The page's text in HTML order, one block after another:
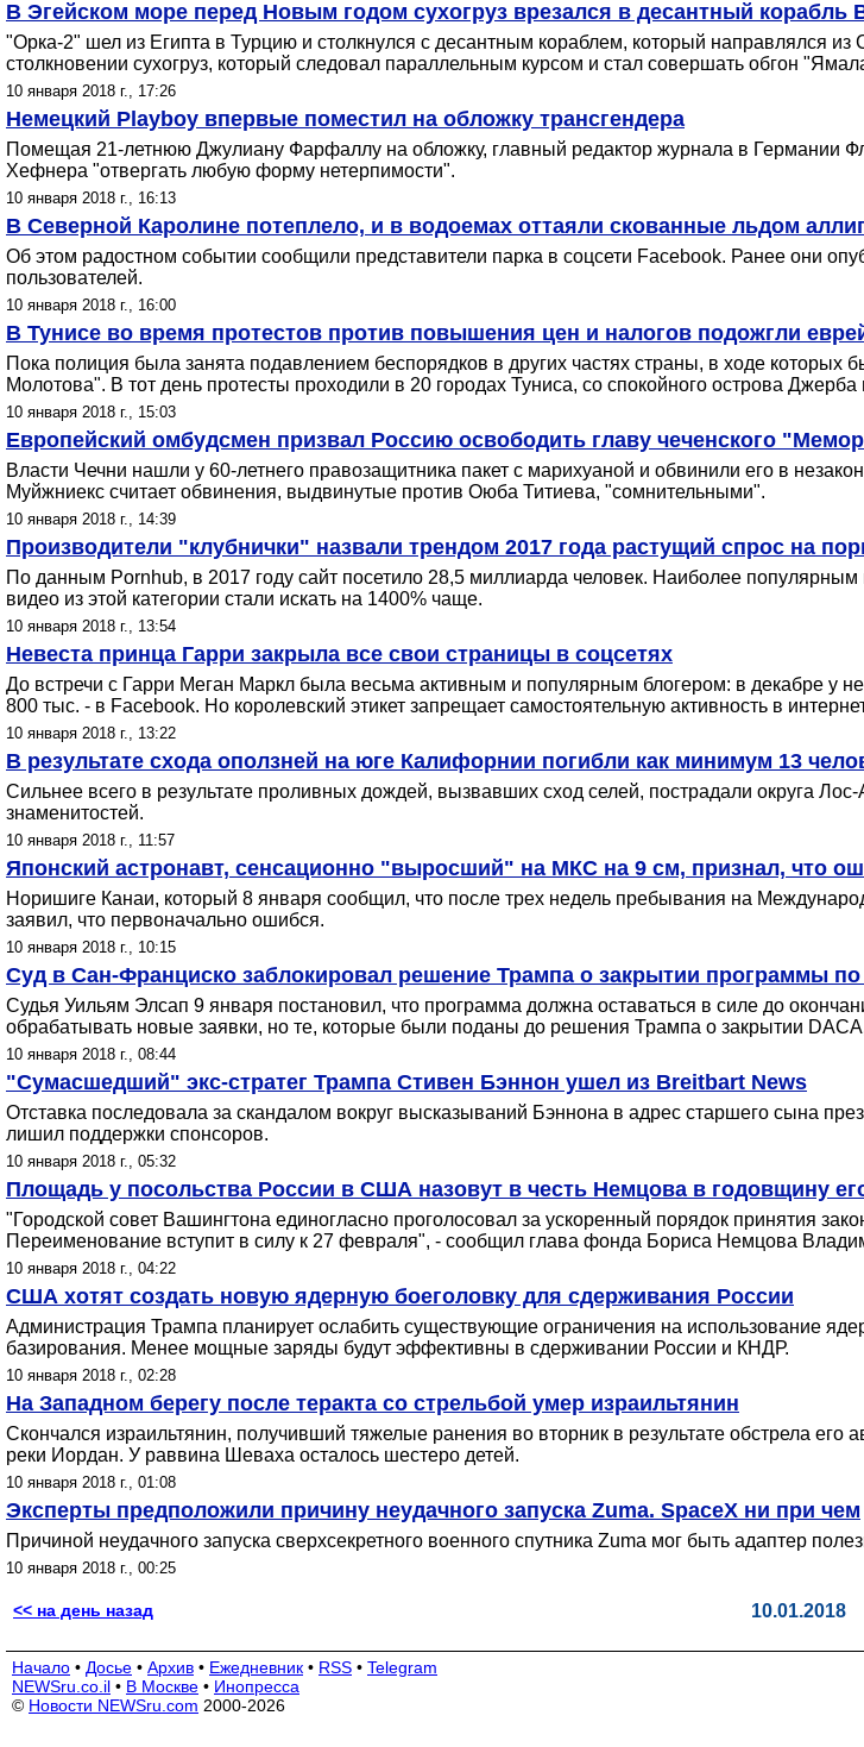
В Эгейском море перед Новым годом сухогруз врезался в десантный
"Орка-2" шел из Египта в Турцию и столкнулся с десантным кораблем, который направлялся
столкновении сухогруз, который следовал параллельным курсом и стал совершать обгон
10 января 2018 г., 17:26
Немецкий Playboy впервые поместил на обложку трансгендера
Помещая 21-летнюю Джулиану Фарфаллу на обложку, главный редактор журнала в Германии
Хефнера "отвергать любую форму нетерпимости".
10 января 2018 г., 16:13
В Северной Каролине потеплело, и в водоемах оттаяли скованные льдом
Об этом радостном событии сообщили представители парка в соцсети Facebook. Ранее они
пользователей.
10 января 2018 г., 16:00
В Тунисе во время протестов против повышения цен и налогов подожгли
Пока полиция была занята подавлением беспорядков в других частях страны, в ходе
Молотова". В тот день протесты проходили в 20 городах Туниса, со спокойного острова
10 января 2018 г., 15:03
Европейский омбудсмен призвал Россию освободить главу чеченского
Власти Чечни нашли у 60-летнего правозащитника пакет с марихуаной и обвинили его в
Муйжниекс считает обвинения, выдвинутые против Оюба Титиева, "сомнительными".
10 января 2018 г., 14:39
Производители "клубнички" назвали трендом 2017 года растущий спрос на
По данным Pornhub, в 2017 году сайт посетило 28,5 миллиарда человек. Наиболее
видео из этой категории стали искать на 1400% чаще.
10 января 2018 г., 13:54
Невеста принца Гарри закрыла все свои страницы в соцсетях
До встречи с Гарри Меган Маркл была весьма активным и популярным блогером: в декабре у
800 тыс. - в Facebook. Но королевский этикет запрещает самостоятельную активность в
10 января 2018 г., 13:22
В результате схода оползней на юге Калифорнии погибли как минимум 13
Сильнее всего в результате проливных дождей, вызвавших сход селей, пострадали округа
знаменитостей.
10 января 2018 г., 11:57
Японский астронавт, сенсационно "выросший" на МКС на 9 см, признал, что
Норишиге Канаи, который 8 января сообщил, что после трех недель пребывания на
заявил, что первоначально ошибся.
10 января 2018 г., 10:15
Суд в Сан-Франциско заблокировал решение Трампа о закрытии программы
Судья Уильям Элсап 9 января постановил, что программа должна оставаться в силе до
обрабатывать новые заявки, но те, которые были поданы до решения Трампа о закрытии
10 января 2018 г., 08:44
"Сумасшедший" экс-стратег Трампа Стивен Бэннон ушел из Breitbart News
Отставка последовала за скандалом вокруг высказываний Бэннона в адрес старшего сына
лишил поддержки спонсоров.
10 января 2018 г., 05:32
Площадь у посольства России в США назовут в честь Немцова в годовщину
"Городской совет Вашингтона единогласно проголосовал за ускоренный порядок принятия
Переименование вступит в силу к 27 февраля", - сообщил глава фонда Бориса Немцова
10 января 2018 г., 04:22
США хотят создать новую ядерную боеголовку для сдерживания России
Администрация Трампа планирует ослабить существующие ограничения на использование
базирования. Менее мощные заряды будут эффективны в сдерживании России и КНДР.
10 января 2018 г., 02:28
На Западном берегу после теракта со стрельбой умер израильтянин
Скончался израильтянин, получивший тяжелые ранения во вторник в результате обстрела
реки Иордан. У раввина Шеваха осталось шестеро детей.
10 января 2018 г., 01:08
Эксперты предположили причину неудачного запуска Zuma. SpaceX ни при чем
Причиной неудачного запуска сверхсекретного военного спутника Zuma мог быть адаптер
10 января 2018 г., 00:25
<< на день назад 10.01.2018
Начало • Досье • Архив • Ежедневник • RSS • Telegram
NEWSru.co.il • В Москве • Инопресса
© Новости NEWSru.com 2000-2026